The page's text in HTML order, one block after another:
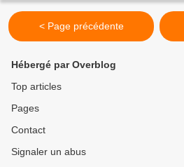
< Page précédente
Hébergé par Overblog
Top articles
Pages
Contact
Signaler un abus